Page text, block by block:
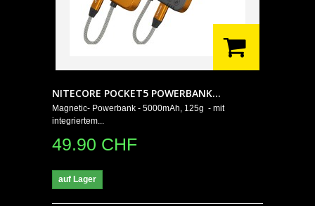
NITECORE POCKET5 POWERBANK...
Magnetic- Powerbank - 5000mAh, 125g - mit
integriertem...
49.90 CHF
auf Lager